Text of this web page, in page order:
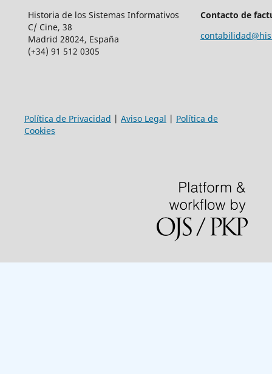
Historia de los Sistemas Informativos
C/ Cine, 38
Madrid 28024, España
(+34) 91 512 0305
Contacto de
Política de Privacidad | Aviso Legal | Política de
Cookies